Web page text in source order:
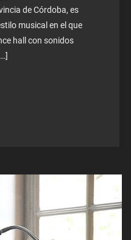
de Córdoba, es
musical en el que
hall con sonidos